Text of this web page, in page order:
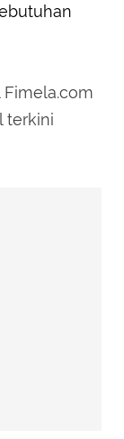
Fimela.com
terkini